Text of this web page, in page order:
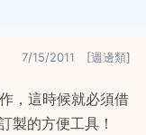
7/15/2011 [週邊類]
，這時候就必須借
製的方便工具！